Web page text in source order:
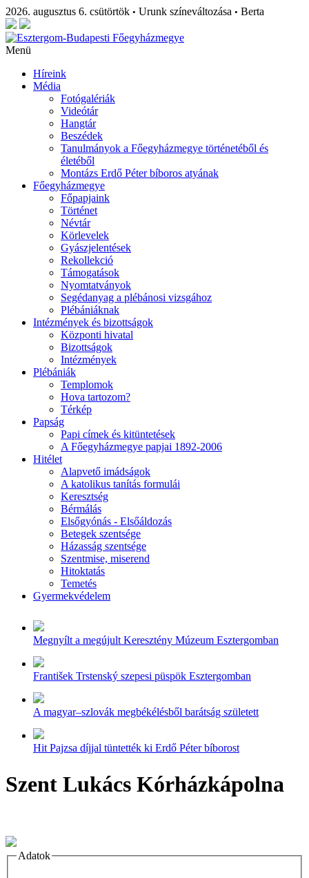
2026. augusztus 6. csütörtök • Urunk színeváltozása • Berta
Menü
Híreink
Média
Fotógalériák
Videótár
Hangtár
Beszédek
Tanulmányok a Főegyházmegye történetéből és
életéből
Montázs Erdő Péter bíboros atyának
Főegyházmegye
Főpapjaink
Történet
Névtár
Körlevelek
Gyászjelentések
Rekollekció
Támogatások
Nyomtatványok
Segédanyag a plébánosi vizsgához
Plébániáknak
Intézmények és bizottságok
Központi hivatal
Bizottságok
Intézmények
Plébániák
Templomok
Hova tartozom?
Térkép
Papság
Papi címek és kitüntetések
A Főegyházmegye papjai 1892-2006
Hitélet
Alapvető imádságok
A katolikus tanítás formulái
Keresztség
Bérmálás
Elsőgyónás - Elsőáldozás
Betegek szentsége
Házasság szentsége
Szentmise, miserend
Hitoktatás
Temetés
Gyermekvédelem
Megnyílt a megújult Keresztény Múzeum Esztergomban
František Trstenský szepesi püspök Esztergomban
A magyar–szlovák megbékélésből barátság született
Hit Pajzsa díjjal tüntették ki Erdő Péter bíborost
Szent Lukács Kórházkápolna
Adatok